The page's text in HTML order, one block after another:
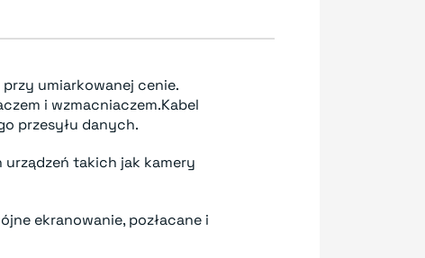
umiarkowanej cenie.
i wzmacniaczem.Kabel
przesyłu danych.
urządzeń takich jak kamery
ekranowanie, pozłacane i